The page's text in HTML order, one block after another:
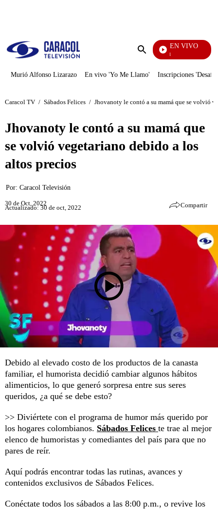
Enviar
EN VIVO
Noticias Caracol
Murió Alfonso Lizarazo En vivo 'Yo Me Llamo' Inscripciones
Caracol TV / Sábados Felices / Jhovanoty le contó a su mamá que se volvió
Jhovanoty le contó a su mamá que
se volvió vegetariano debido a los
altos precios
Por: Caracol Televisión
30 de Oct, 2022
Actualizado: 30 de oct, 2022 Compartir
Debido al elevado costo de los productos de la canasta
familiar, el humorista decidió cambiar algunos hábitos
alimenticios, lo que generó sorpresa entre sus seres
queridos, ¿a qué se debe esto?
>> Diviértete con el programa de humor más querido por
los hogares colombianos. Sábados Felices te trae al mejor
elenco de humoristas y comediantes del país para que no
pares de reír.
Aquí podrás encontrar todas las rutinas, avances y
contenidos exclusivos de Sábados Felices.
Conéctate todos los sábados a las 8:00 p.m., o revive los